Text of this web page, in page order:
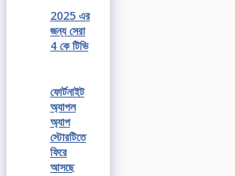
2025 এর
জন্য সেরা
4 কে টিভি
ফোর্টনাইট
অ্যাপল
অ্যাপ
স্টোরটিতে
ফিরে
আসছে